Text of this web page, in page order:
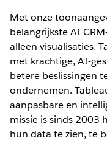
Met onze
belangrijkste AI
alleen visualisaties.
met krachtige, AI-
betere beslissingen
ondernemen.
aanpasbare en
missie is sinds 2003
hun data te zien, te